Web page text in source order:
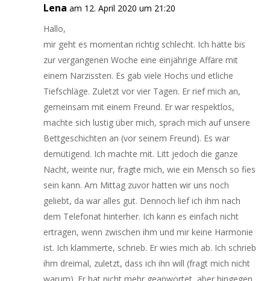
Lena am 12. April 2020 um 21:20
Hallo,
mir geht es momentan richtig schlecht. Ich hatte bis
zur vergangenen Woche eine einjährige Affäre mit
einem Narzissten. Es gab viele Hochs und etliche
Tiefschläge. Zuletzt vor vier Tagen. Er rief mich an,
gemeinsam mit einem Freund. Er war respektlos,
machte sich lustig über mich, sprach mich auf unsere
Bettgeschichten an (vor seinem Freund). Es war
demütigend. Ich machte mit. Litt jedoch die ganze
Nacht, weinte nur, fragte mich, wie ein Mensch so fies
sein kann. Am Mittag zuvor hatten wir uns noch
geliebt, da war alles gut. Dennoch lief ich ihm nach
dem Telefonat hinterher. Ich kann es einfach nicht
ertragen, wenn zwischen ihm und mir keine Harmonie
ist. Ich klammerte, schrieb. Er wies mich ab. Ich schrieb
ihm dreimal, zuletzt, dass ich ihn will (fragt mich nicht